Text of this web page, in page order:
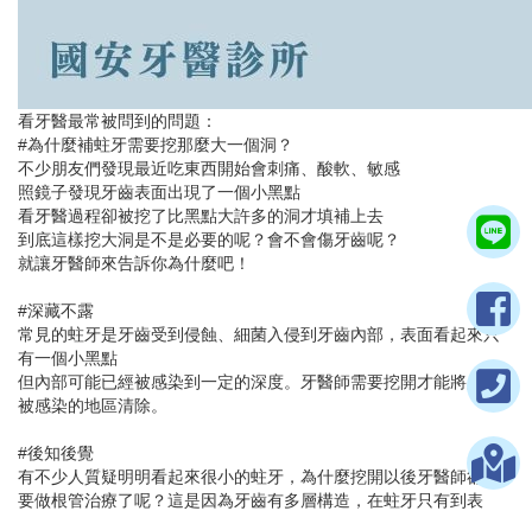
看牙醫最常被問到的問題：
#為什麼補蛀牙需要挖那麼大一個洞？
不少朋友們發現最近吃東西開始會刺痛、酸軟、敏感
照鏡子發現牙齒表面出現了一個小黑點
看牙醫過程卻被挖了比黑點大許多的洞才填補上去
到底這樣挖大洞是不是必要的呢？會不會傷牙齒呢？
就讓牙醫師來告訴你為什麼吧！
#深藏不露
常見的蛀牙是牙齒受到侵蝕、細菌入侵到牙齒內部，表面看起來只
有一個小黑點
但內部可能已經被感染到一定的深度。牙醫師需要挖開才能將所有
被感染的地區清除。
#後知後覺
有不少人質疑明明看起來很小的蛀牙，為什麼挖開以後牙醫師卻說
要做根管治療了呢？這是因為牙齒有多層構造，在蛀牙只有到表